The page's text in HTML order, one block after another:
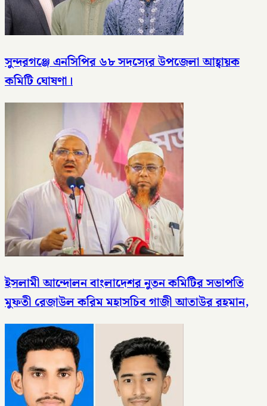
সুন্দরগঞ্জে এনসিপির ৬৮ সদস্যের উপজেলা আহ্বায়ক
কমিটি ঘোষণা।
ইসলামী আন্দোলন বাংলাদেশর নুতন কমিটির সভাপতি
মুফতী রেজাউল করিম মহাসচিব গাজী আতাউর রহমান,